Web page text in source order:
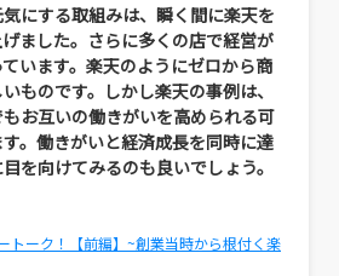
にする取組みは、瞬く間に楽天を
ました。さらに多くの店で経営が
います。楽天のようにゼロから商
ものです。しかし楽天の事例は、
お互いの働きがいを高められる可
。働きがいと経済成長を同時に達
を向けてみるのも良いでしょう。
トーク！【前編】~創業当時から根付く楽